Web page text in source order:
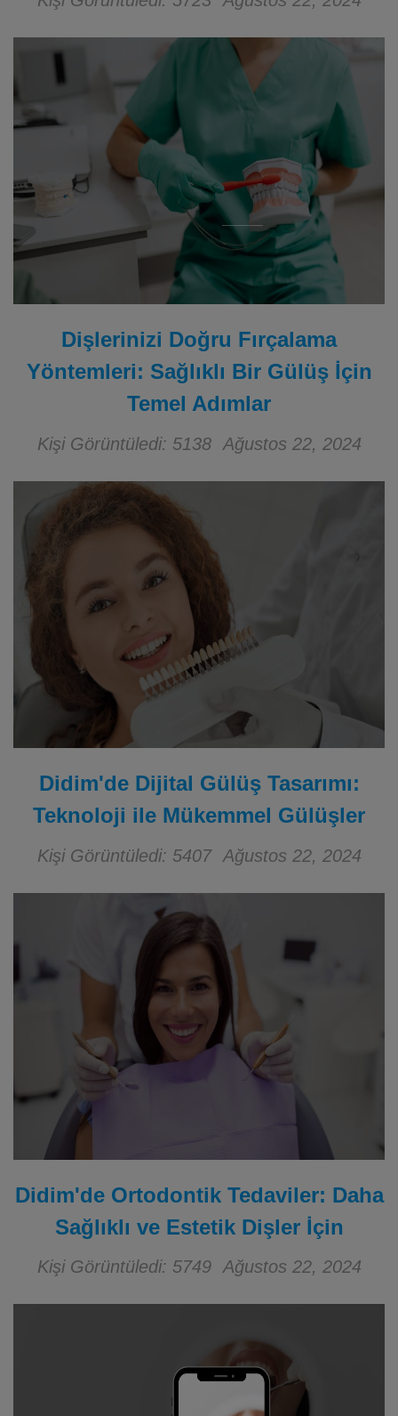
Dişlerinizi Doğru Fırçalama
Yöntemleri: Sağlıklı Bir Gülüş İçin
Temel Adımlar
Kişi Görüntüledi: 5138 Ağustos 22, 2024
Didim'de Dijital Gülüş Tasarımı:
Teknoloji ile Mükemmel Gülüşler
Kişi Görüntüledi: 5407 Ağustos 22, 2024
Didim'de Ortodontik Tedaviler: Daha
Sağlıklı ve Estetik Dişler İçin
Kişi Görüntüledi: 5749 Ağustos 22, 2024